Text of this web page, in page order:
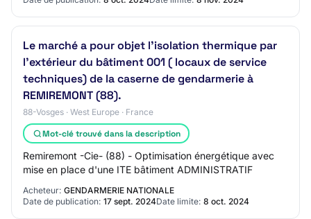
Le marché a pour objet l'isolation thermique par
l'extérieur du bâtiment 001 ( locaux de service
techniques) de la caserne de gendarmerie à
REMIREMONT (88).
88-Vosges · West Europe · France
Mot-clé trouvé dans la description
Remiremont -Cie- (88) - Optimisation énergétique avec
mise en place d'une ITE bâtiment ADMINISTRATIF
Acheteur: GENDARMERIE NATIONALE
Date de publication: 17 sept. 2024Date limite: 8 oct. 2024